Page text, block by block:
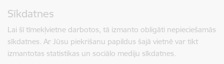
Sīkdatnes
Lai šī tīmekļvietne darbotos, tā izmanto obligāti nepieciešamās
sīkdatnes. Ar Jūsu piekrišanu papildus šajā vietnē var tikt
izmantotas statistikas un sociālo mediju sīkdatnes.